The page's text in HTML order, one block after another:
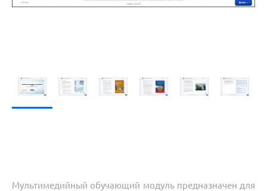
Мультимедийный обучающий модуль предназначен для